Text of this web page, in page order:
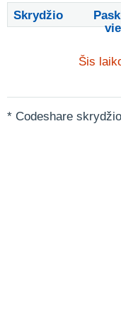
Skrydžio
Šis
* Codeshare skrydžio